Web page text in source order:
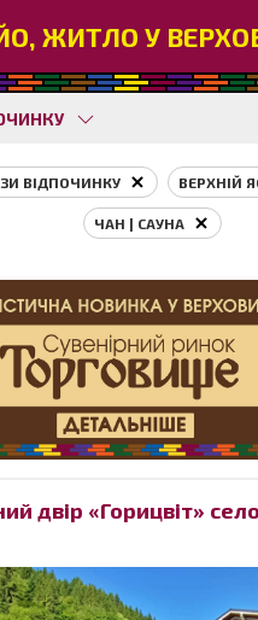
ЖИТЛО У
ВІДПОЧИНКУ ВЕРХНІЙ
ЧАН | САУНА
двір «Горицвіт»